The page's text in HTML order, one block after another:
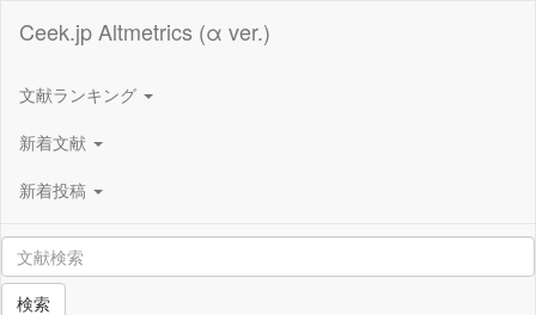
Ceek.jp Altmetrics (α ver.)
文献ランキング
新着文献
新着投稿
検索